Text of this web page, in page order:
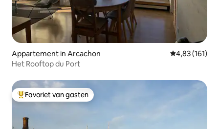
Appartement in Arcachon Gemiddelde
4,83 (161)
Het Rooftop du Port
Topfavoriet van gasten
Favoriet van gasten